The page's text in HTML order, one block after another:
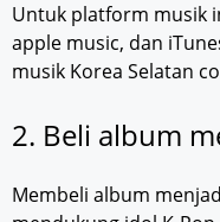
Untuk platform musik
apple music, dan
musik Korea Selatan
2. Beli album
Membeli album